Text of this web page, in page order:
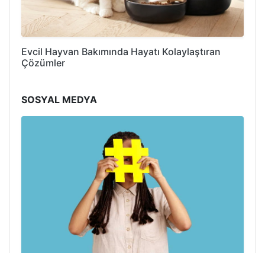
Evcil Hayvan Bakımında Hayatı Kolaylaştıran
Çözümler
SOSYAL MEDYA